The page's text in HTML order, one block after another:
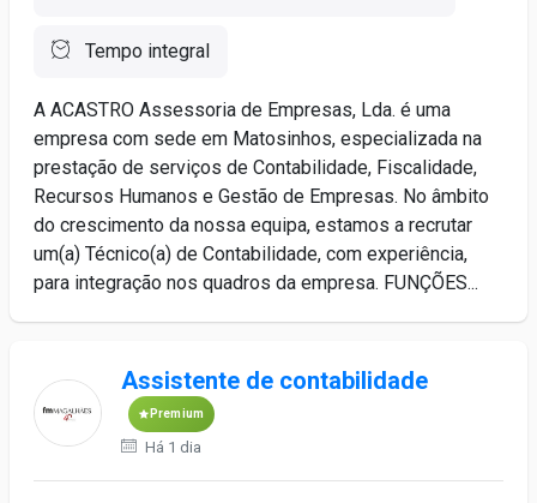
Tempo integral
A ACASTRO Assessoria de Empresas, Lda. é uma
empresa com sede em Matosinhos, especializada na
prestação de serviços de Contabilidade, Fiscalidade,
Recursos Humanos e Gestão de Empresas. No âmbito
do crescimento da nossa equipa, estamos a recrutar
um(a) Técnico(a) de Contabilidade, com experiência,
para integração nos quadros da empresa. FUNÇÕES...
Assistente de contabilidade
Premium
Há 1 dia